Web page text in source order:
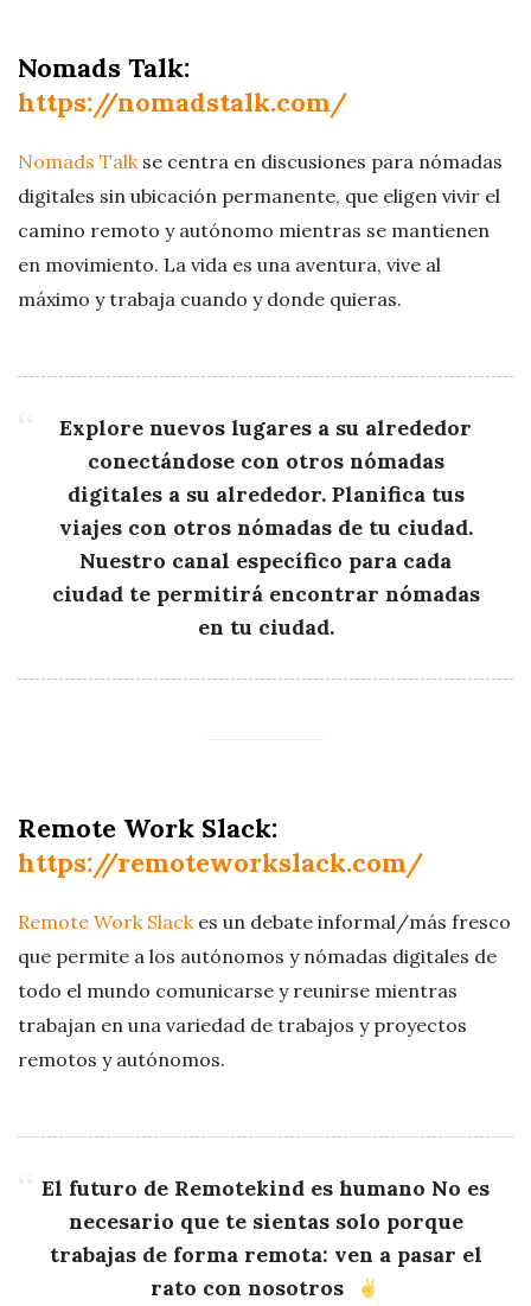
Nomads Talk:
https://nomadstalk.com/
Nomads Talk se centra en discusiones para nómadas
digitales sin ubicación permanente, que eligen vivir el
camino remoto y autónomo mientras se mantienen
en movimiento. La vida es una aventura, vive al
máximo y trabaja cuando y donde quieras.
Explore nuevos lugares a su alrededor
conectándose con otros nómadas
digitales a su alrededor. Planifica tus
viajes con otros nómadas de tu ciudad.
Nuestro canal específico para cada
ciudad te permitirá encontrar nómadas
en tu ciudad.
Remote Work Slack:
https://remoteworkslack.com/
Remote Work Slackes un debate informal/más fresco
que permite a los autónomos y nómadas digitales de
todo el mundo comunicarse y reunirse mientras
trabajan en una variedad de trabajos y proyectos
remotos y autónomos.
El futuro de Remotekind es humano No es
necesario que te sientas solo porque
trabajas de forma remota: ven a pasar el
rato con nosotros